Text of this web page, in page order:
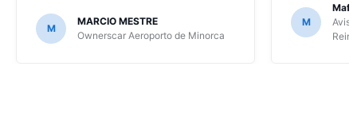
M
MARCIO MESTRE
Ownerscar Aeroporto de Minorca
M
Avis